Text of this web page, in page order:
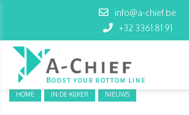
info@a-chief.be
+32 3361 81 91
HOME IN-DE-KIJKER NIEUWS